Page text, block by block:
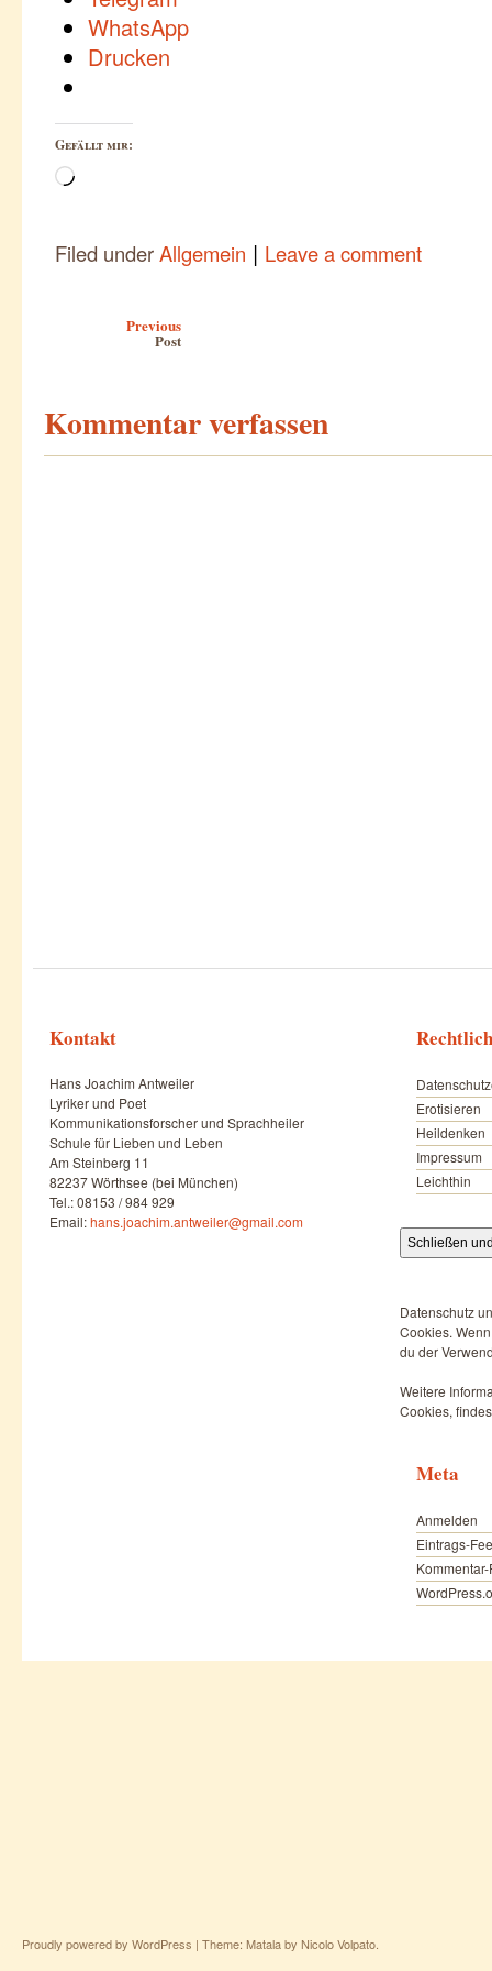
WhatsApp
Drucken
Gefällt mir:
Wird
Filed underAllgemein | Leave a comment
Previous
Post
Kommentar verfassen
Kontakt
Hans Joachim Antweiler
Lyriker und Poet
Kommunikationsforscher und Sprachheiler
Schule für Lieben und Leben
Am Steinberg 11
82237 Wörthsee (bei München)
Tel.: 08153 / 984 929
Email:hans.joachim.antweiler@gmail.com
Erotisieren
Heildenken
Impressum
Leichthin
Datenschutz
Cookies.
du der
Weitere
Cookies,
Meta
Anmelden
Eintrags-
Proudly powered by WordPress | Theme: Matala by Nicolo Volpato.